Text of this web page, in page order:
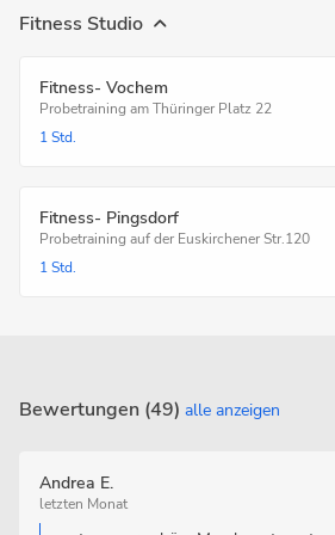
Fitness Studio
Fitness- Vochem
Probetraining am Thüringer Platz 22
1 Std.
Fitness- Pingsdorf
Probetraining auf der Euskirchener Str.120
1 Std.
Bewertungen (49) alle anzeigen
Andrea E.
letzten Monat